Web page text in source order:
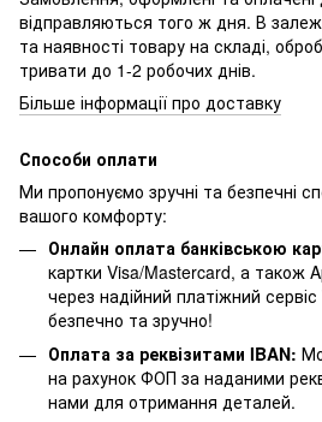
відправляються того ж дня. В
та наявності товару на складі,
тривати до 1-2 робочих днів.
Більше інформації про доставку
Способи оплати
Ми пропонуємо зручні та безпечні
вашого комфорту:
Онлайн оплата банківською
картки Visa/Mastercard, а також
через надійний платіжний
безпечно та зручно!
Оплата за реквізитами IBAN:
на рахунок ФОП за наданими
нами для отримання деталей.